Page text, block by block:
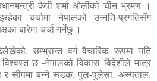
केपी शर्मा ओलीको चीन भ्रमण ।
चर्चामा नेपालको उन्नति-प्रगतिसँग
बारेमा चर्चा गर्नेछु ।
सम्भ्रान्त वर्ग वैचारिक रूपमा यति
छ -नेपालको विकास विदेशीले मात्र
र सीपमा बन्ने सडक, पुल-पुलेसा, अस्पताल,